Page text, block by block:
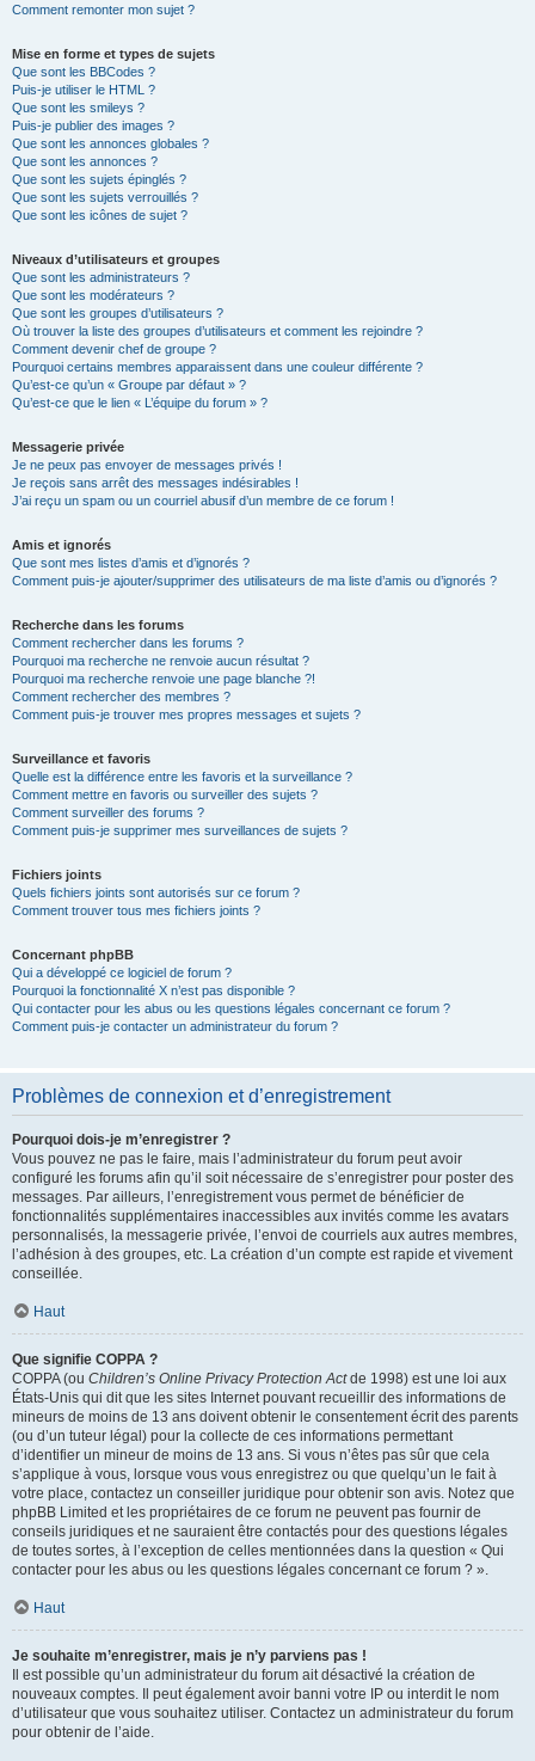
Comment remonter mon sujet ?
Mise en forme et types de sujets
Que sont les BBCodes ?
Puis-je utiliser le HTML ?
Que sont les smileys ?
Puis-je publier des images ?
Que sont les annonces globales ?
Que sont les annonces ?
Que sont les sujets épinglés ?
Que sont les sujets verrouillés ?
Que sont les icônes de sujet ?
Niveaux d’utilisateurs et groupes
Que sont les administrateurs ?
Que sont les modérateurs ?
Que sont les groupes d’utilisateurs ?
Où trouver la liste des groupes d’utilisateurs et comment les rejoindre ?
Comment devenir chef de groupe ?
Pourquoi certains membres apparaissent dans une couleur différente ?
Qu’est-ce qu’un « Groupe par défaut » ?
Qu’est-ce que le lien « L’équipe du forum » ?
Messagerie privée
Je ne peux pas envoyer de messages privés !
Je reçois sans arrêt des messages indésirables !
J’ai reçu un spam ou un courriel abusif d’un membre de ce forum !
Amis et ignorés
Que sont mes listes d’amis et d’ignorés ?
Comment puis-je ajouter/supprimer des utilisateurs de ma liste d’amis ou d’ignorés ?
Recherche dans les forums
Comment rechercher dans les forums ?
Pourquoi ma recherche ne renvoie aucun résultat ?
Pourquoi ma recherche renvoie une page blanche ?!
Comment rechercher des membres ?
Comment puis-je trouver mes propres messages et sujets ?
Surveillance et favoris
Quelle est la différence entre les favoris et la surveillance ?
Comment mettre en favoris ou surveiller des sujets ?
Comment surveiller des forums ?
Comment puis-je supprimer mes surveillances de sujets ?
Fichiers joints
Quels fichiers joints sont autorisés sur ce forum ?
Comment trouver tous mes fichiers joints ?
Concernant phpBB
Qui a développé ce logiciel de forum ?
Pourquoi la fonctionnalité X n’est pas disponible ?
Qui contacter pour les abus ou les questions légales concernant ce forum ?
Comment puis-je contacter un administrateur du forum ?
Problèmes de connexion et d’enregistrement
Pourquoi dois-je m’enregistrer ?
Vous pouvez ne pas le faire, mais l’administrateur du forum peut avoir
configuré les forums afin qu’il soit nécessaire de s’enregistrer pour poster des
messages. Par ailleurs, l’enregistrement vous permet de bénéficier de
fonctionnalités supplémentaires inaccessibles aux invités comme les avatars
personnalisés, la messagerie privée, l’envoi de courriels aux autres membres,
l’adhésion à des groupes, etc. La création d’un compte est rapide et vivement
conseillée.
Haut
Que signifie COPPA ?
COPPA (ou Children’s Online Privacy Protection Actde 1998) est une loi aux
États-Unis qui dit que les sites Internet pouvant recueillir des informations de
mineurs de moins de 13 ans doivent obtenir le consentement écrit des parents
(ou d’un tuteur légal) pour la collecte de ces informations permettant
d’identifier un mineur de moins de 13 ans. Si vous n’êtes pas sûr que cela
s’applique à vous, lorsque vous vous enregistrez ou que quelqu’un le fait à
votre place, contactez un conseiller juridique pour obtenir son avis. Notez que
phpBB Limited et les propriétaires de ce forum ne peuvent pas fournir de
conseils juridiques et ne sauraient être contactés pour des questions légales
de toutes sortes, à l’exception de celles mentionnées dans la question « Qui
contacter pour les abus ou les questions légales concernant ce forum ? ».
Haut
Je souhaite m’enregistrer, mais je n’y parviens pas !
Il est possible qu’un administrateur du forum ait désactivé la création de
nouveaux comptes. Il peut également avoir banni votre IP ou interdit le nom
d’utilisateur que vous souhaitez utiliser. Contactez un administrateur du forum
pour obtenir de l’aide.